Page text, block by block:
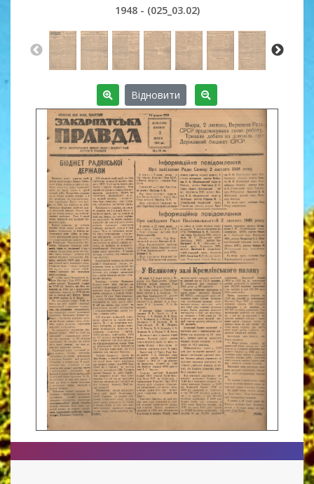
1948 - (025_03.02)
Відновити